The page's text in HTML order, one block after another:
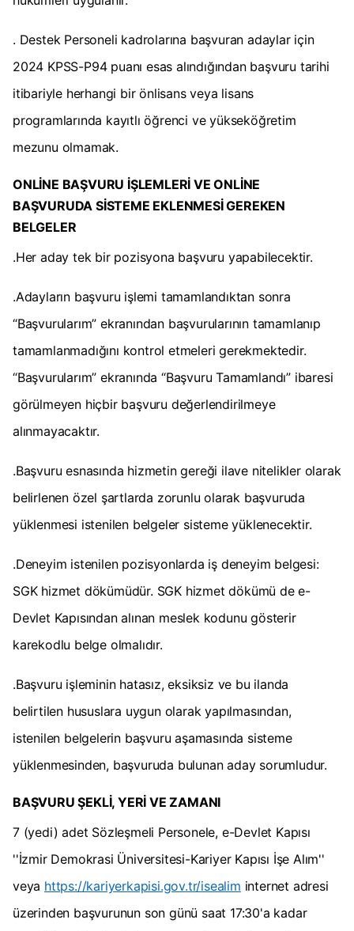
. Destek Personeli kadrolarına başvuran adaylar için
2024 KPSS-P94 puanı esas alındığından başvuru tarihi
itibariyle herhangi bir önlisans veya lisans
programlarında kayıtlı öğrenci ve yükseköğretim
mezunu olmamak.
ONLİNE BAŞVURU İŞLEMLERİ VE ONLİNE
BAŞVURUDA SİSTEME EKLENMESİ GEREKEN
BELGELER
.Her aday tek bir pozisyona başvuru yapabilecektir.
.Adayların başvuru işlemi tamamlandıktan sonra
“Başvurularım” ekranından başvurularının tamamlanıp
tamamlanmadığını kontrol etmeleri gerekmektedir.
“Başvurularım” ekranında “Başvuru Tamamlandı” ibaresi
görülmeyen hiçbir başvuru değerlendirilmeye
alınmayacaktır.
.Başvuru esnasında hizmetin gereği ilave nitelikler olarak
belirlenen özel şartlarda zorunlu olarak başvuruda
yüklenmesi istenilen belgeler sisteme yüklenecektir.
.Deneyim istenilen pozisyonlarda iş deneyim belgesi:
SGK hizmet dökümüdür. SGK hizmet dökümü de e-
Devlet Kapısından alınan meslek kodunu gösterir
karekodlu belge olmalıdır.
.Başvuru işleminin hatasız, eksiksiz ve bu ilanda
belirtilen hususlara uygun olarak yapılmasından,
istenilen belgelerin başvuru aşamasında sisteme
yüklenmesinden, başvuruda bulunan aday sorumludur.
BAŞVURU ŞEKLİ, YERİ VE ZAMANI
7 (yedi) adet Sözleşmeli Personele, e-Devlet Kapısı
''İzmir Demokrasi Üniversitesi-Kariyer Kapısı İşe Alım''
veya https://kariyerkapisi.gov.tr/isealim internet adresi
üzerinden başvurunun son günü saat 17:30'a kadar